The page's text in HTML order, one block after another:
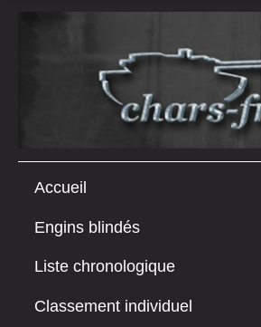
Accueil
Engins blindés
Liste chronologique
Classement individuel